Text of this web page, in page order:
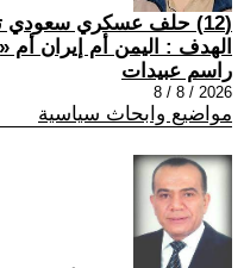
(12) حلف عسكري سعودي
الهدف : اليمن أم إيران أم
راسم عبيدات
2026 / 8 / 8
مواضيع وابحاث سياسية